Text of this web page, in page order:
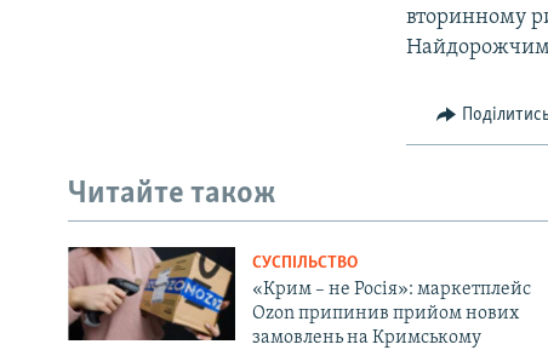
вторинному
Найдорожчим
Читайте також
СУСПІЛЬСТВО
«Крим – не Росія»: маркетплейс
Ozon припинив прийом нових
замовлень на Кримському